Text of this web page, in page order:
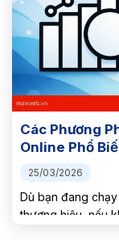
25/03/2026
Các Phương
Online Phổ
Dù bạn đang
thương hiệu, nếu